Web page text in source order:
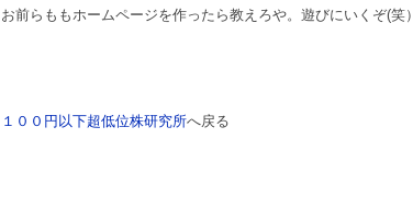
お前らももホームページを作ったら教えろや。遊びにいくぞ(笑）
１００円以下超低位株研究所へ戻る